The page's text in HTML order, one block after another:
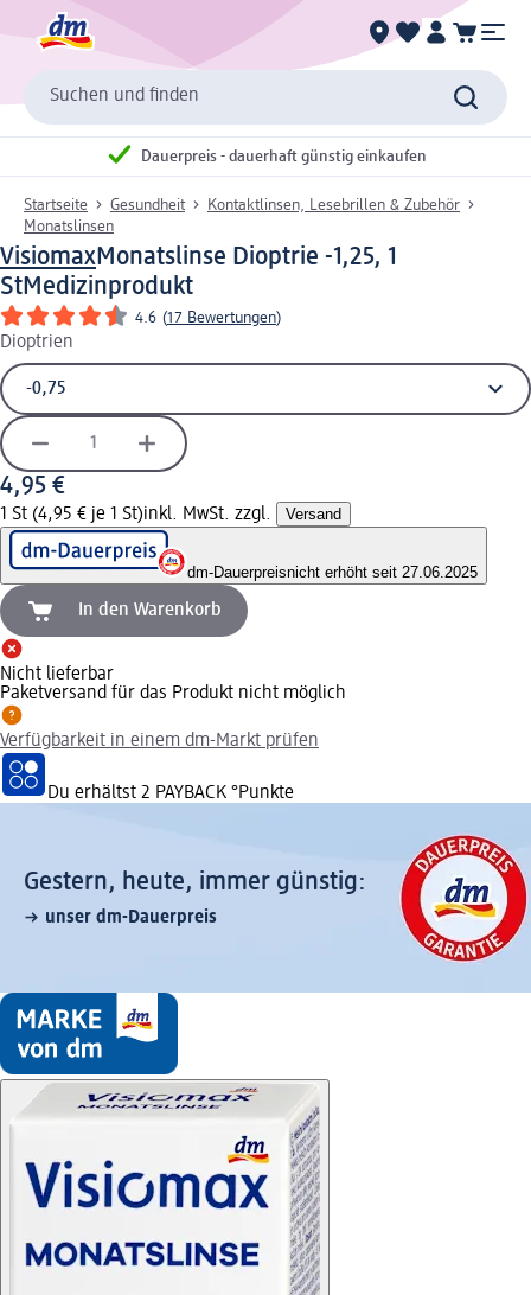
Suchen und finden
Dauerpreis - dauerhaft günstig einkaufen
Startseite Gesundheit
Kontaktlinsen, Lesebrillen & Zubehör
Monatslinsen
VisiomaxMonatslinse Dioptrie -1,25, 1
StMedizinprodukt
4.6 (17 Bewertungen)
Dioptrien
4,95 €
1 St (4,95 € je 1 St)inkl. MwSt. zzgl. Versand
dm-Dauerpreisnicht erhöht seit 27.06.2025
In den Warenkorb
Nicht lieferbar
Paketversand für das Produkt nicht möglich
Verfügbarkeit in einem dm-Markt prüfen
Du erhältst 2 PAYBACK °Punkte
Gestern, heute, immer günstig:
unser dm-Dauerpreis